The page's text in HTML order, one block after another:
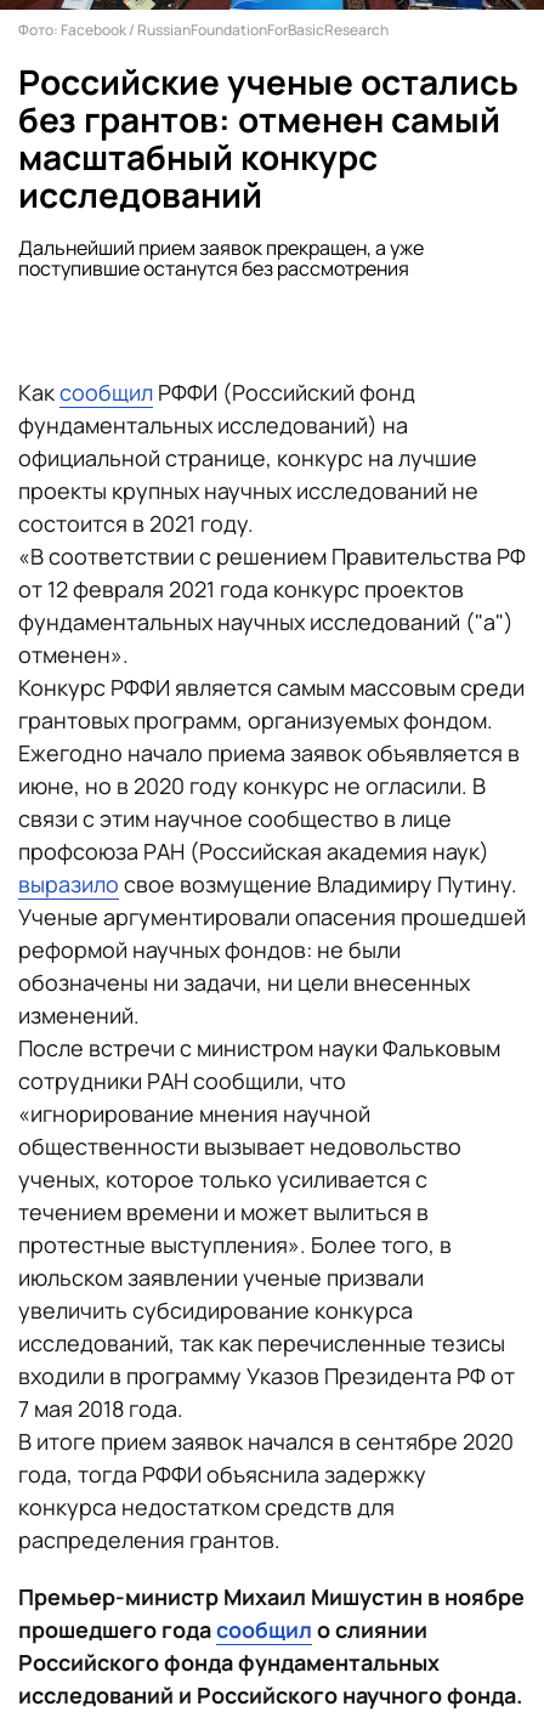
Фото: Facebook / RussianFoundationForBasicResearch
Российские ученые остались
без грантов: отменен самый
масштабный конкурс
исследований
Дальнейший прием заявок прекращен, а уже
поступившие останутся без рассмотрения
Каксообщил РФФИ (Российский фонд
фундаментальных исследований) на
официальной странице, конкурс на лучшие
проекты крупных научных исследований не
состоится в 2021 году.
«В соответствии с решением Правительства РФ
от 12 февраля 2021 года конкурс проектов
фундаментальных научных исследований ("а")
отменен».
Конкурс РФФИ является самым массовым среди
грантовых программ, организуемых фондом.
Ежегодно начало приема заявок объявляется в
июне, но в 2020 году конкурс не огласили. В
связи с этим научное сообщество в лице
профсоюза РАН (Российская академия наук)
выразило свое возмущение Владимиру Путину.
Ученые аргументировали опасения прошедшей
реформой научных фондов: не были
обозначены ни задачи, ни цели внесенных
изменений.
После встречи с министром науки Фальковым
сотрудники РАН сообщили, что
«игнорирование мнения научной
общественности вызывает недовольство
ученых, которое только усиливается с
течением времени и может вылиться в
протестные выступления». Более того, в
июльском заявлении ученые призвали
увеличить субсидирование конкурса
исследований, так как перечисленные тезисы
входили в программу Указов Президента РФ от
7 мая 2018 года.
В итоге прием заявок начался в сентябре 2020
года, тогда РФФИ объяснила задержку
конкурса недостатком средств для
распределения грантов.
Премьер-министр Михаил Мишустин в ноябре
прошедшего годасообщил о слиянии
Российского фонда фундаментальных
исследований и Российского научного фонда.